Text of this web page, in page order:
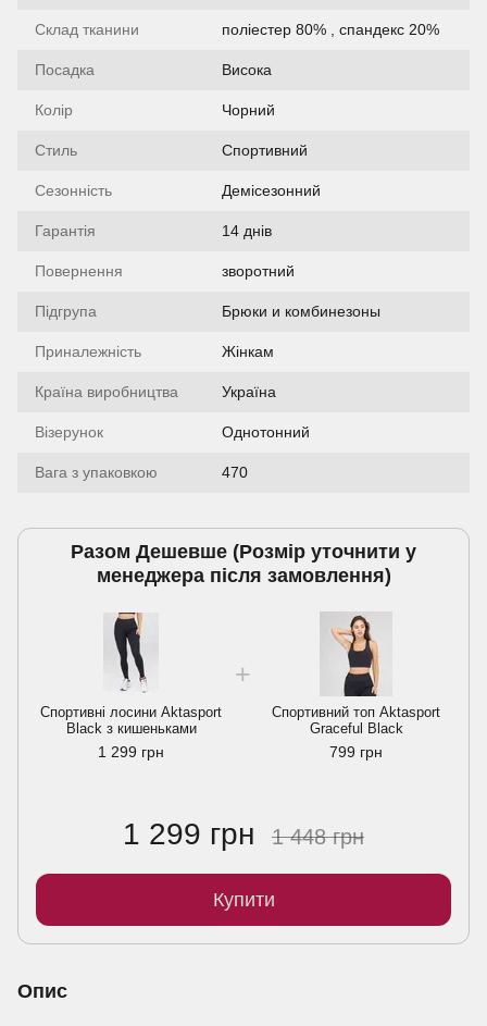
Склад тканини поліестер 80% , спандекс 20%
Посадка Висока
Колір Чорний
Стиль Спортивний
Сезонність Демісезонний
Гарантія 14 днiв
Повернення зворотний
Підгрупа Брюки и комбинезоны
Приналежність Жінкам
Країна виробництва Україна
Візерунок Однотонний
Вага з упаковкою 470
Разом Дешевше (Розмiр уточнити у
менеджера пiсля замовлення)
Спортивнi лосини Aktasport
Black з кишеньками
1 299 грн
Спортивний топ Aktasport
Graceful Black
799 грн
1 299 грн 1 448 грн
Купити
Опис